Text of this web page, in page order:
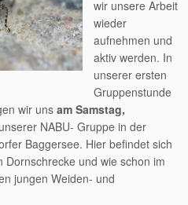
wir unsere Arbeit
wieder
aufnehmen und
aktiv werden. In
unserer ersten
Gruppenstunde
wir uns am Samstag,
NABU- Gruppe in der
Baggersee. Hier befindet sich
und wie schon im
jungen Weiden- und